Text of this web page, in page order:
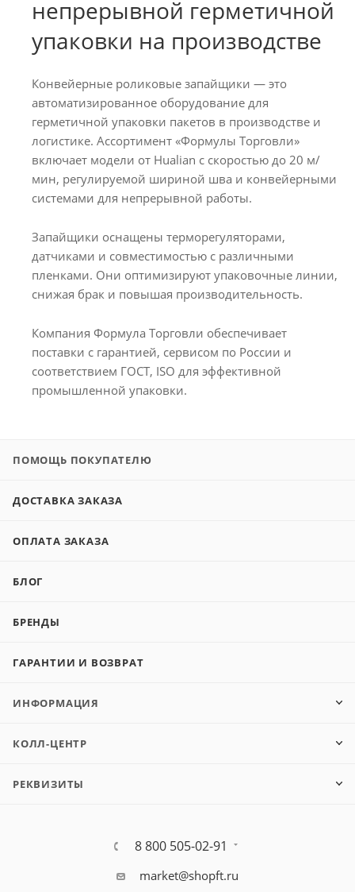
непрерывной герметичной
упаковки на производстве
Конвейерные роликовые запайщики — это
автоматизированное оборудование для
герметичной упаковки пакетов в производстве и
логистике. Ассортимент «Формулы Торговли»
включает модели от Hualian с скоростью до 20 м/
мин, регулируемой шириной шва и конвейерными
системами для непрерывной работы.
Запайщики оснащены терморегуляторами,
датчиками и совместимостью с различными
пленками. Они оптимизируют упаковочные линии,
снижая брак и повышая производительность.
Компания Формула Торговли обеспечивает
поставки с гарантией, сервисом по России и
соответствием ГОСТ, ISO для эффективной
промышленной упаковки.
ПОМОЩЬ ПОКУПАТЕЛЮ
ДОСТАВКА ЗАКАЗА
ОПЛАТА ЗАКАЗА
БЛОГ
БРЕНДЫ
ГАРАНТИИ И ВОЗВРАТ
ИНФОРМАЦИЯ
КОЛЛ-ЦЕНТР
РЕКВИЗИТЫ
8 800 505-02-91
market@shopft.ru